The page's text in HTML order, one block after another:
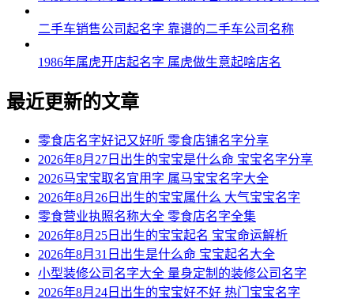
二手车销售公司起名字 靠谱的二手车公司名称
1986年属虎开店起名字 属虎做生意起啥店名
最近更新的文章
零食店名字好记又好听 零食店铺名字分享
2026年8月27日出生的宝宝是什么命 宝宝名字分享
2026马宝宝取名宜用字 属马宝宝名字大全
2026年8月26日出生的宝宝属什么 大气宝宝名字
零食营业执照名称大全 零食店名字全集
2026年8月25日出生的宝宝起名 宝宝命运解析
2026年8月31日出生是什么命 宝宝起名大全
小型装修公司名字大全 量身定制的装修公司名字
2026年8月24日出生的宝宝好不好 热门宝宝名字